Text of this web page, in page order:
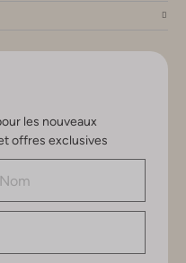
les nouveaux
offres exclusives